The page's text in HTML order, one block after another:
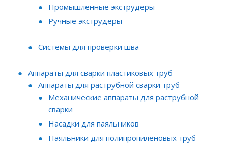
Промышленные экструдеры
Ручные экструдеры
Системы для проверки шва
Аппараты для сварки пластиковых труб
Аппараты для раструбной сварки труб
Механические аппараты для раструбной
сварки
Насадки для паяльников
Паяльники для полипропиленовых труб